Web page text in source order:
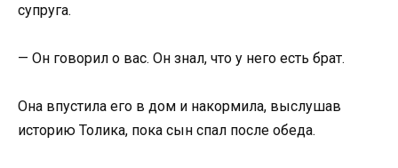
супруга.
— Он говорил о вас. Он знал, что у него есть брат.
Она впустила его в дом и накормила, выслушав
историю Толика, пока сын спал после обеда.